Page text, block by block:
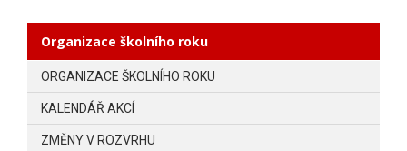
Organizace školního roku
ORGANIZACE ŠKOLNÍHO ROKU
KALENDÁŘ AKCÍ
ZMĚNY V ROZVRHU